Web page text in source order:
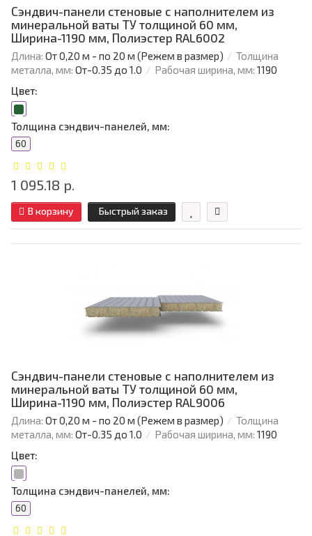
Сэндвич-панели стеновые с наполнителем из
минеральной ваты ТУ толщиной 60 мм,
Ширина-1190 мм, Полиэстер RAL6002
Длина: От 0,20 м - по 20 м (Режем в размер)
Толщина
металла, мм: От-0.35 до 1.0 Рабочая ширина, мм: 1190
Цвет:
Толщина сэндвич-панелей, мм:
60
1 095.18 р.
В корзину Быстрый заказ
Сэндвич-панели стеновые с наполнителем из
минеральной ваты ТУ толщиной 60 мм,
Ширина-1190 мм, Полиэстер RAL9006
Длина: От 0,20 м - по 20 м (Режем в размер)
Толщина
металла, мм: От-0.35 до 1.0 Рабочая ширина, мм: 1190
Цвет:
Толщина сэндвич-панелей, мм:
60